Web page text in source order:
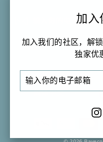
加入
加入我们的社区，解
独家优
输
入
子
订
阅语简体中文
币